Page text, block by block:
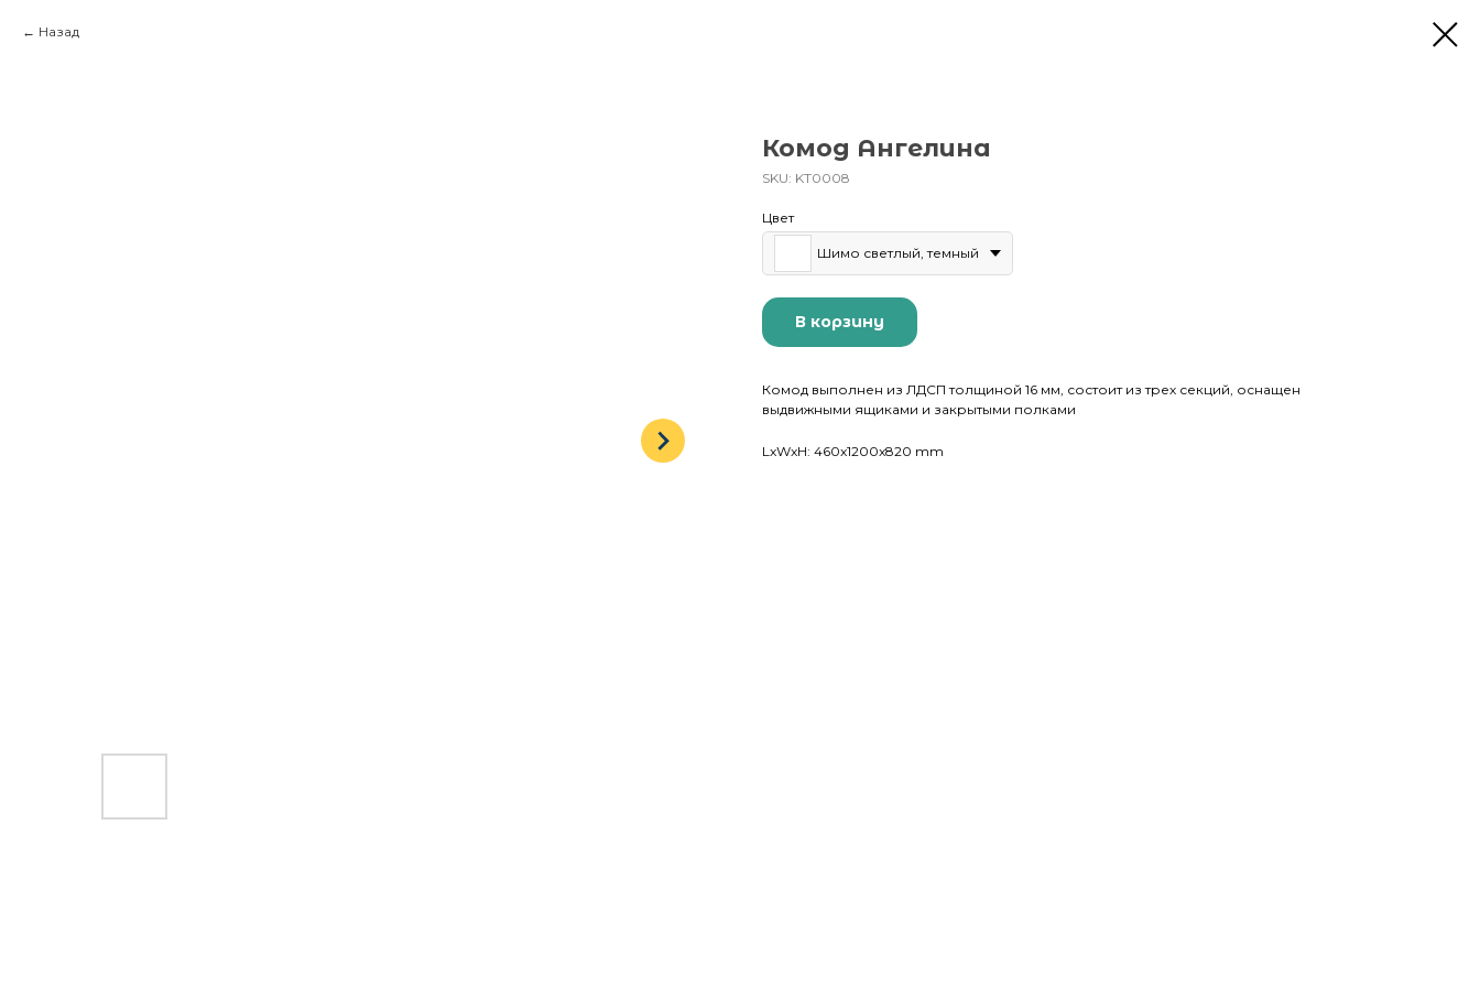
Назад
Комод Ангелина
SKU: KT0008
Цвет
Шимо светлый, темный
В корзину
Комод выполнен из ЛДСП толщиной 16 мм, состоит из трех секций, оснащен
выдвижными ящиками и закрытыми полками
LxWxH: 460x1200x820 mm